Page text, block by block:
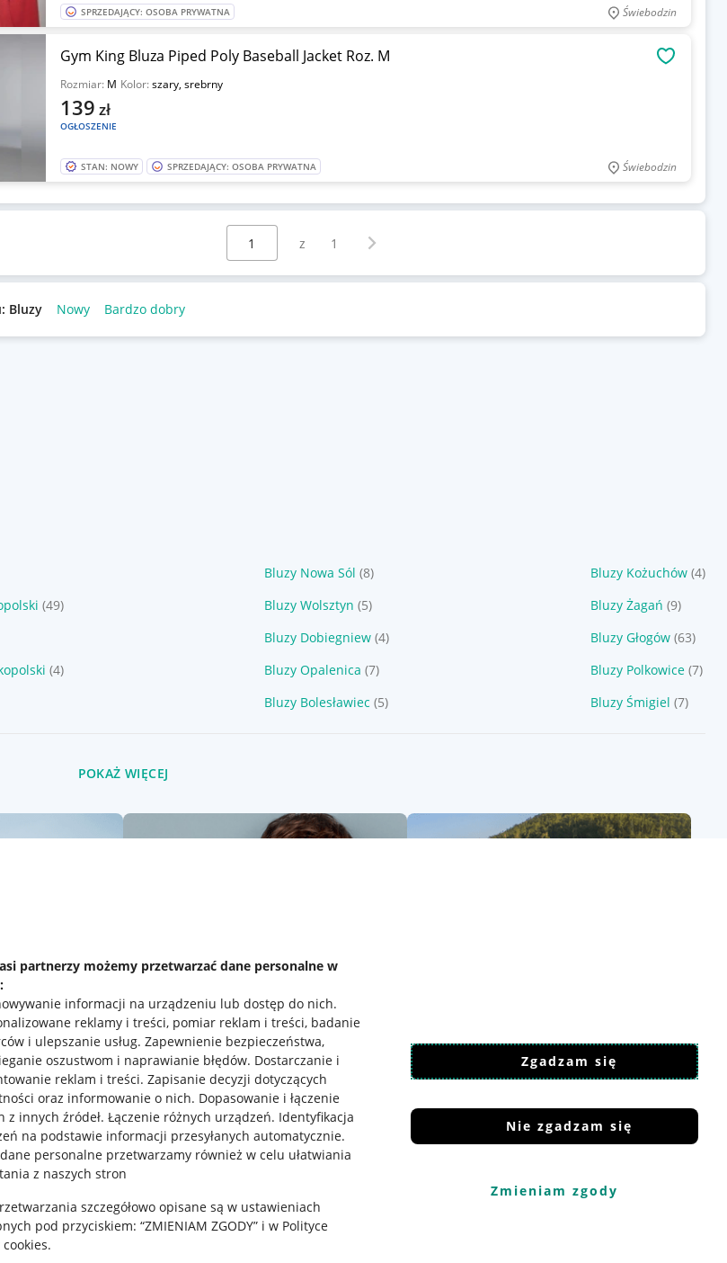
partnerzy możemy przetwarzać dane personalne w
informacji na urządzeniu lub dostęp do nich.
reklamy i treści, pomiar reklam i treści, badanie
i ulepszanie usług. Zapewnienie bezpieczeństwa,
oszustwom i naprawianie błędów. Dostarczanie i
reklam i treści. Zapisanie decyzji dotyczących
oraz informowanie o nich. Dopasowanie i łączenie
z innych źródeł. Łączenie różnych urządzeń. Identyfikacja
na podstawie informacji przesyłanych automatycznie.
personalne przetwarzamy również w celu ułatwiania
z naszych stron
szczegółowo opisane są w ustawieniach
pod przyciskiem: “ZMIENIAM ZGODY” i w Polityce
Zgadzam się
Nie zgadzam się
Zmieniam zgody
SPRZEDAJĄCY: OSOBA PRYWATNA Świebodzin
Gym King Bluza Piped Poly Baseball Jacket Roz. M
Rozmiar: M Kolor:szary, srebrny
OGŁOSZENIE
139 zł
STAN: NOWY SPRZEDAJĄCY: OSOBA PRYWATNA Świebodzin
Wybierz stronę:
z 1 Następna strona
Bluzy Nowy Bardzo dobry
Bluzy Nowa Sól (8) Bluzy Kożuchów (4)
(49) Bluzy Wolsztyn (5) Bluzy Żagań (9)
Bluzy Dobiegniew (4) Bluzy Głogów (63)
(4) Bluzy Opalenica (7) Bluzy Polkowice (7)
Bluzy Bolesławiec (5) Bluzy Śmigiel (7)
POKAŻ WIĘCEJ
Pobierz aplikację